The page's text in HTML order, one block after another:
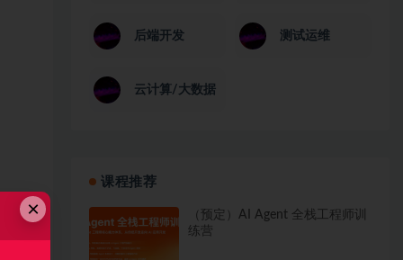
后端开发 测试运维
云计算/大数据
课程推荐
（预定）AI Agent 全栈工程师训
练营
×